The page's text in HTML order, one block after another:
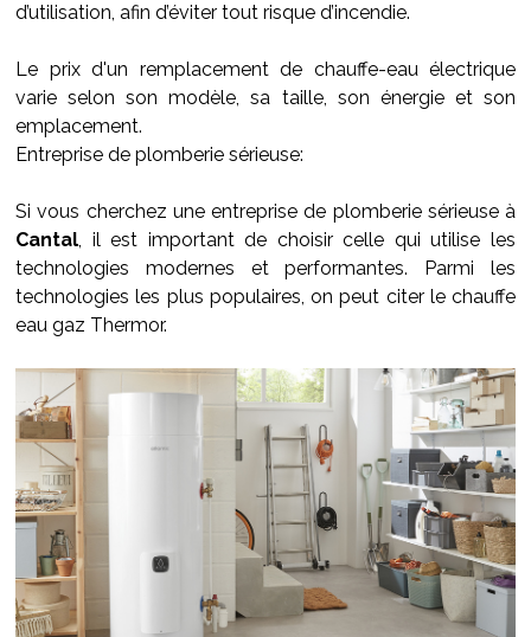
d’utilisation, afin d’éviter tout risque d’incendie.
Le prix d'un remplacement de chauffe-eau électrique
varie selon son modèle, sa taille, son énergie et son
emplacement.
Entreprise de plomberie sérieuse:
Si vous cherchez une entreprise de plomberie sérieuse à
Cantal, il est important de choisir celle qui utilise les
technologies modernes et performantes. Parmi les
technologies les plus populaires, on peut citer le chauffe
eau gaz Thermor.